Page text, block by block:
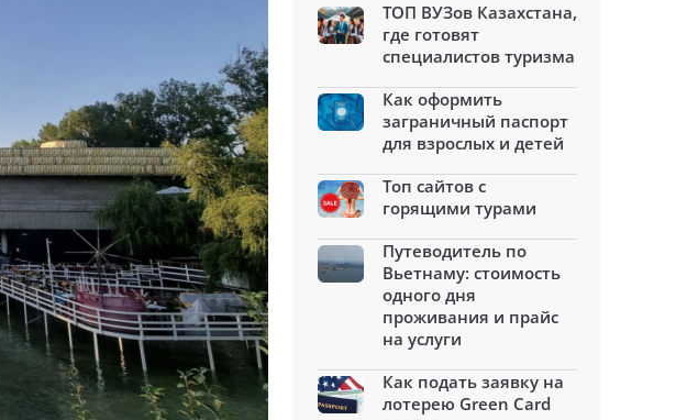
ТОП ВУЗов Казахстана,
где готовят
специалистов туризма
Как оформить
заграничный паспорт
для взрослых и детей
Топ сайтов с
горящими турами
Путеводитель по
Вьетнаму: стоимость
одного дня
проживания и прайс
на услуги
Как подать заявку на
лотерею Green Card